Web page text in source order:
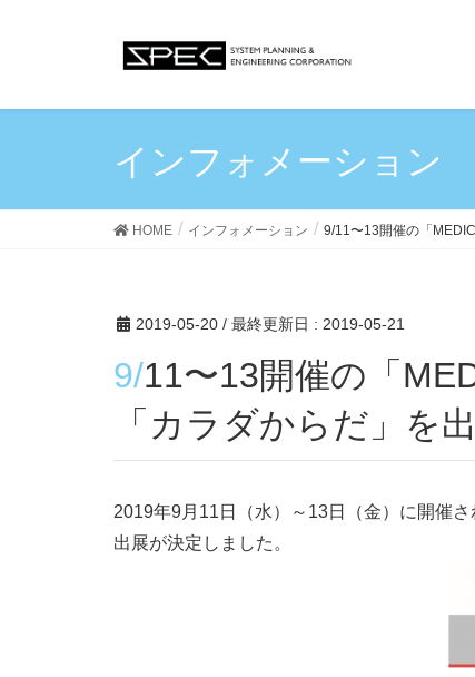
インフォメーション
HOME インフォメーション 9/11〜13開催の「
2019-05-20 / 最終更新日 : 2019-05-21
9/11〜13開催の「MEDICAL FAIR THAILAND」に
「カラダからだ」を
2019年9月11日（水）～13日（金）に開催
出展が決定しました。